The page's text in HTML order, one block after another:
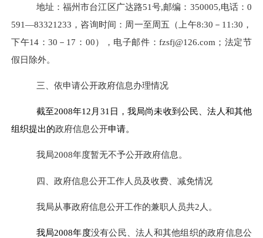
地址：福州市台江区广达路51号,邮编：350005,电话：0
591—83321233，咨询时间：周一至周五（上午8:30－11:30，
下午14：30－17：00），电子邮件：fzsfj@126.com ；法定节
假日除外。
三、依申请公开政府信息办理情况
截至2008年12月31日，我局尚未收到公民、法人和其他
组织提出的政府信息公开申请。
我局2008年度暂无不予公开政府信息。
四、政府信息公开工作人员及收费、减免情况
我局从事政府信息公开工作的兼职人员共2人。
我局2008年度没有公民、法人和其他组织的政府信息公